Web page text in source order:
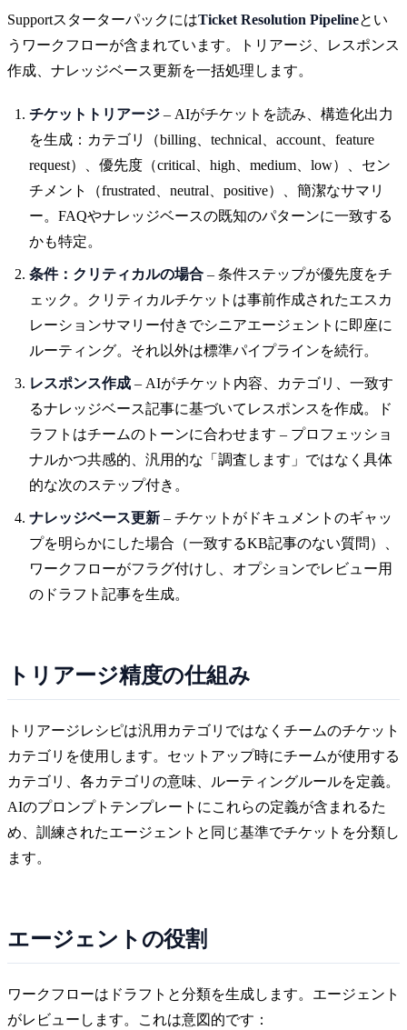
SupportスターターパックにはTicket Resolution Pipelineとい
うワークフローが含まれています。トリアージ、レスポンス
作成、ナレッジベース更新を一括処理します。
チケットトリアージ – AIがチケットを読み、構造化出力
を生成：カテゴリ（billing、technical、account、feature
request）、優先度（critical、high、medium、low）、セン
チメント（frustrated、neutral、positive）、簡潔なサマリ
ー。FAQやナレッジベースの既知のパターンに一致する
かも特定。
条件：クリティカルの場合 – 条件ステップが優先度をチ
ェック。クリティカルチケットは事前作成されたエスカ
レーションサマリー付きでシニアエージェントに即座に
ルーティング。それ以外は標準パイプラインを続行。
レスポンス作成 – AIがチケット内容、カテゴリ、一致す
るナレッジベース記事に基づいてレスポンスを作成。ド
ラフトはチームのトーンに合わせます – プロフェッショ
ナルかつ共感的、汎用的な「調査します」ではなく具体
的な次のステップ付き。
ナレッジベース更新 – チケットがドキュメントのギャッ
プを明らかにした場合（一致するKB記事のない質問）、
ワークフローがフラグ付けし、オプションでレビュー用
のドラフト記事を生成。
トリアージ精度の仕組み
トリアージレシピは汎用カテゴリではなくチームのチケット
カテゴリを使用します。セットアップ時にチームが使用する
カテゴリ、各カテゴリの意味、ルーティングルールを定義。
AIのプロンプトテンプレートにこれらの定義が含まれるた
め、訓練されたエージェントと同じ基準でチケットを分類し
ます。
エージェントの役割
ワークフローはドラフトと分類を生成します。エージェント
がレビューします。これは意図的です：